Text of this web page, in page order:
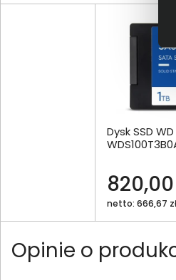
Dysk SSD
820,00
netto: 666,67 zł
Opinie o